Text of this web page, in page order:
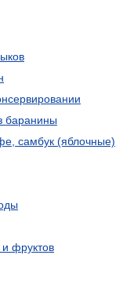
баранины
самбук (яблочные)
фруктов